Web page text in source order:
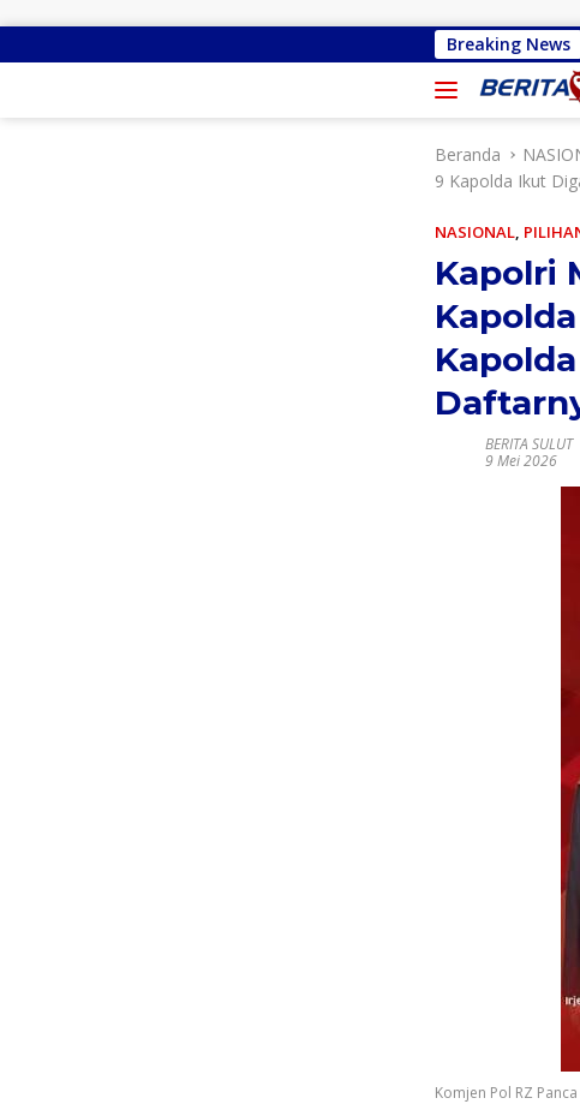
Breaking News
Gracia Yubelinda Oroh Sebut Akses Jalan
Beranda
9 Kapolda Ikut
NASIONAL,
Kapolri
BERITA SULUT
9 Mei 2026
Komjen Pol RZ